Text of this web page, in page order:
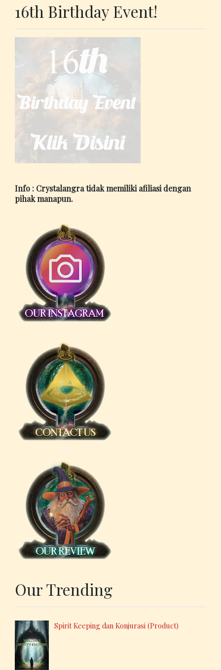
16th Birthday Event!
Info : Crystalangra tidak memiliki afiliasi dengan
pihak manapun.
Our Trending
Spirit Keeping dan Konjurasi (Product)